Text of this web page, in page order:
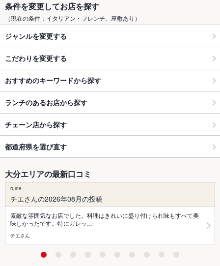
条件を変更してお店を探す
（現在の条件：イタリアン・フレンチ、座敷あり）
ジャンルを変更する
こだわりを変更する
おすすめのキーワードから探す
ランチのあるお店から探す
チェーン店から探す
都道府県を選び直す
大分エリアの最新口コミ
ruine
チエさんの2026年08月の投稿
素敵な雰囲気なお店でした。料理はきれいに盛り付けられ味もすべて美
味しかったです。特にガレッ…
チエさん